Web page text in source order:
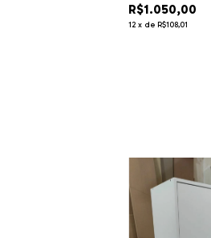
R$1.050,00
12 x deR$108,01